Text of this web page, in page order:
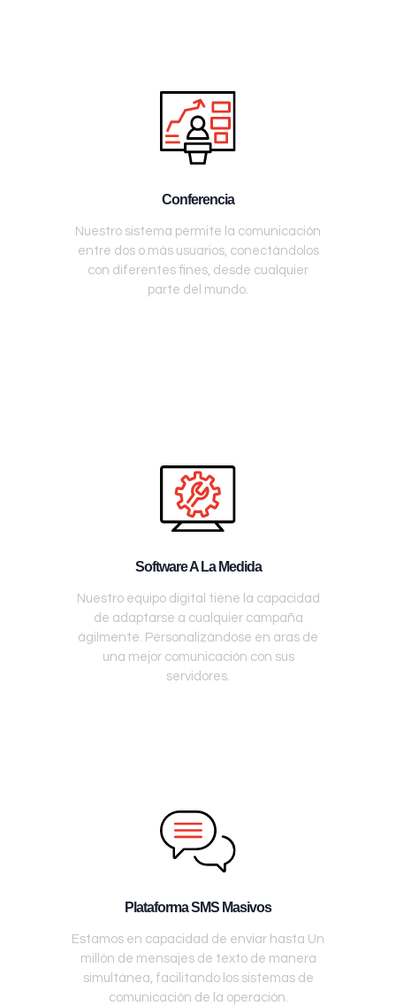
Conferencia
Nuestro sistema permite la comunicación
entre dos o más usuarios, conectándolos
con diferentes fines, desde cualquier
parte del mundo.
Software A La Medida
Nuestro equipo digital tiene la capacidad
de adaptarse a cualquier campaña
ágilmente. Personalizándose en aras de
una mejor comunicación con sus
servidores.
Plataforma SMS Masivos
Estamos en capacidad de enviar hasta Un
millón de mensajes de texto de manera
simultánea, facilitando los sistemas de
comunicación de la operación.